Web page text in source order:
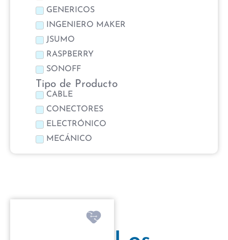
GENERICOS
INGENIERO MAKER
JSUMO
RASPBERRY
SONOFF
Tipo de Producto
CABLE
CONECTORES
ELECTRÓNICO
MECÁNICO